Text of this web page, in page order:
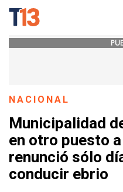
NACIONAL
Municipalidad
en otro puesto
renunció sólo
conducir ebrio